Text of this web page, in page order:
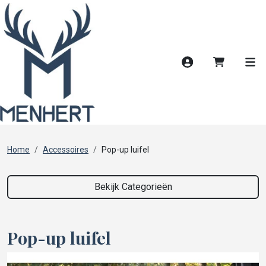
Account
Home Accessoires Pop-up luifel
Bekijk Categorieën
Pop-up luifel